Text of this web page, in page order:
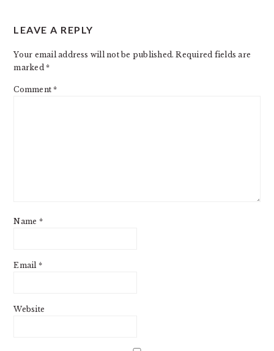
INTERACTIONS
LEAVE A REPLY
Your email address will not be published. Required fields are
marked*
Comment*
Name *
Email *
Website